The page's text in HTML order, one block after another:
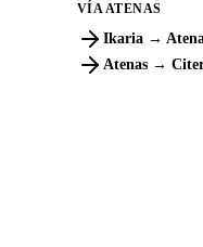
VÍA ATENAS
Ikaria →
Atenas →